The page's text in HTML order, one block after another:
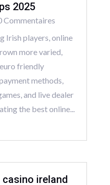
2025
Commentaires
Irish players, online
more varied,
friendly
methods,
and live dealer
the best online...
ireland